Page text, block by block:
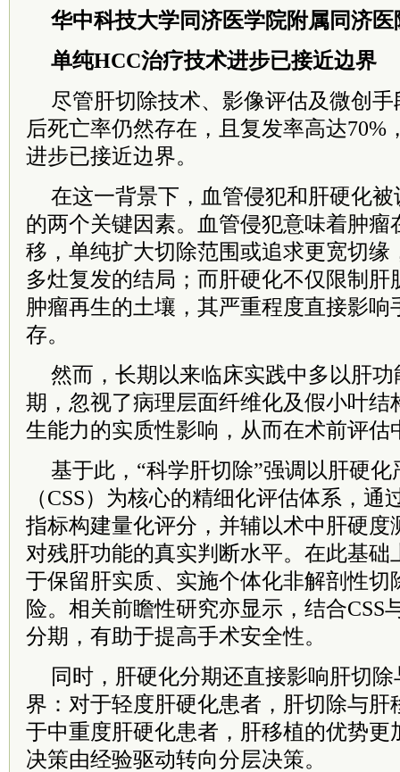
华中科技大学同济医学院附属同济
单纯HCC治疗技术进步已接近边界
尽管肝切除技术、影像评估及微创
后死亡率仍然存在，且复发率高达70%
进步已接近边界。
在这一背景下，血管侵犯和肝硬化
的两个关键因素。血管侵犯意味着肿瘤
移，单纯扩大切除范围或追求更宽切缘
多灶复发的结局；而肝硬化不仅限制肝
肿瘤再生的土壤，其严重程度直接影响
存。
然而，长期以来临床实践中多以肝
期，忽视了病理层面纤维化及假小叶结
生能力的实质性影响，从而在术前评估
基于此，“科学肝切除”强调以肝硬
（CSS）为核心的精细化评估体系，
指标构建量化评分，并辅以术中肝硬度
对残肝功能的真实判断水平。在此基础
于保留肝实质、实施个体化非解剖性切
险。相关前瞻性研究亦显示，结合CSS
分期，有助于提高手术安全性。
同时，肝硬化分期还直接影响肝切
界：对于轻度肝硬化患者，肝切除与肝
于中重度肝硬化患者，肝移植的优势更
决策由经验驱动转向分层决策。